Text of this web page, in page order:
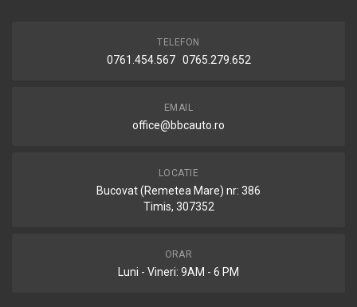
TELEFON
0761.454.567 0765.279.652
EMAIL
office@bbcauto.ro
LOCATIE
Bucovat (Remetea Mare) nr: 386
Timis, 307352
ORAR
Luni - Vineri: 9AM - 6 PM